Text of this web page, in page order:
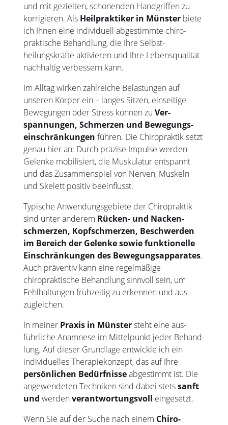
und mit gezielten, schonenden Hand­griffen zu
korrigieren. Als Heilpraktiker in Münster biete
ich Ihnen eine individuell abgestimmte chiro­
praktische Behand­lung, die Ihre Selbst­
heilungskräfte aktivieren und Ihre Lebens­qualität
nachhaltig verbessern kann.
Im Alltag wirken zahlreiche Belas­tungen auf
unseren Körper ein – langes Sitzen, einseitige
Bewegungen oder Stress können zu Ver­
spannungen, Schmerzen und Bewegungs­
einschränkungen führen. Die Chiropraktik setzt
genau hier an: Durch präzise Impulse werden
Gelenke mobilisiert, die Musku­latur entspannt
und das Zusammen­spiel von Nerven, Muskeln
und Skelett positiv beeinflusst.
Typische Anwendungs­gebiete der Chiro­praktik
sind unter anderem Rücken- und Nacken­
schmerzen, Kopf­schmerzen, Be­schwerden
im Bereich der Gelenke sowie funktio­nelle
Ein­schränkun­gen des Bewegungs­apparates.
Auch präventiv kann eine regel­mäßige
chiropraktische Behandlung sinnvoll sein, um
Fehl­haltungen frühzeitig zu erkennen und aus­
zugleichen.
In meiner Praxis in Münstersteht eine aus­
führliche Anamnese im Mittel­punkt jeder Behand­
lung. Auf dieser Grund­lage entwickle ich ein
individuelles Therapie­konzept, das auf Ihre
persön­lichen Be­dürfnisseabgestimmt ist. Die
angewen­deten Techniken sind dabei stetssanft
und werdenverantwor­tungsvoll eingesetzt.
Wenn Sie auf der Suche nach einem Chiro­